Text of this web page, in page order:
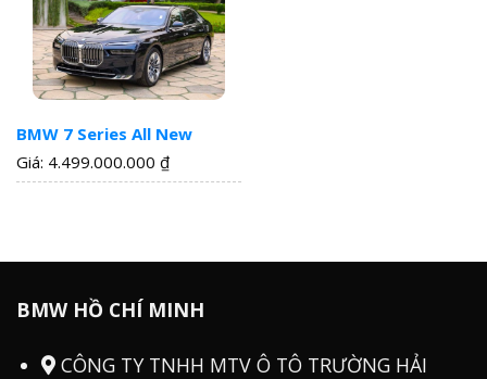
BMW 7 Series All New
Giá: 4.499.000.000 ₫
BMW HỒ CHÍ MINH
CÔNG TY TNHH MTV Ô TÔ TRƯỜNG HẢI